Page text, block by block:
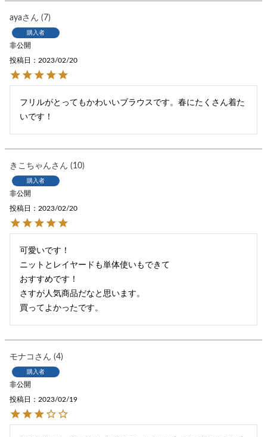
aya 7
購入者
非公開
投稿日 2023/02/20
フリルがとってもかわいいブラウスです。春にたくさん着た
いです！
きこちゃん 10
購入者
非公開
投稿日 2023/02/20
可愛いです！
ニットとレイヤードも単体使いもできて
おすすめです！
さすが人気商品だなと思います。
買ってよかったです。
モナコ 4
購入者
非公開
投稿日 2023/02/19